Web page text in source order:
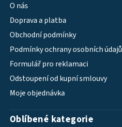
O nás
Doprava a platba
Obchodní podmínky
Podmínky ochrany osobních údajů
Formulář pro reklamaci
Odstoupení od kupní smlouvy
Moje objednávka
Oblíbené kategorie